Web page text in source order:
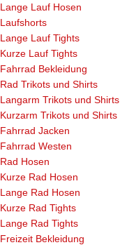
Lange Lauf Hosen
Laufshorts
Lange Lauf Tights
Kurze Lauf Tights
Fahrrad Bekleidung
Rad Trikots und Shirts
Langarm Trikots und Shirts
Kurzarm Trikots und Shirts
Fahrrad Jacken
Fahrrad Westen
Rad Hosen
Kurze Rad Hosen
Lange Rad Hosen
Kurze Rad Tights
Lange Rad Tights
Freizeit Bekleidung